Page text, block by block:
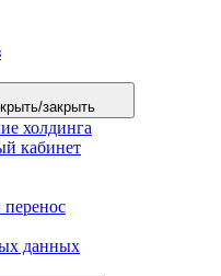
закрыть
холдинга
кабинет
перенос
данных